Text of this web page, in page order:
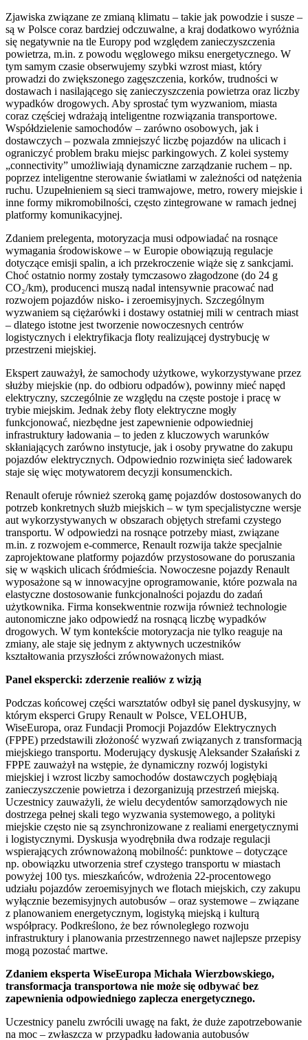
Zjawiska związane ze zmianą klimatu – takie jak powodzie i susze –
są w Polsce coraz bardziej odczuwalne, a kraj dodatkowo wyróżnia
się negatywnie na tle Europy pod względem zanieczyszczenia
powietrza, m.in. z powodu węglowego miksu energetycznego. W
tym samym czasie obserwujemy szybki wzrost miast, który
prowadzi do zwiększonego zagęszczenia, korków, trudności w
dostawach i nasilającego się zanieczyszczenia powietrza oraz liczby
wypadków drogowych. Aby sprostać tym wyzwaniom, miasta
coraz częściej wdrażają inteligentne rozwiązania transportowe.
Współdzielenie samochodów – zarówno osobowych, jak i
dostawczych – pozwala zmniejszyć liczbę pojazdów na ulicach i
ograniczyć problem braku miejsc parkingowych. Z kolei systemy
„connectivity” umożliwiają dynamiczne zarządzanie ruchem – np.
poprzez inteligentne sterowanie światłami w zależności od natężenia
ruchu. Uzupełnieniem są sieci tramwajowe, metro, rowery miejskie i
inne formy mikromobilności, często zintegrowane w ramach jednej
platformy komunikacyjnej.
Zdaniem prelegenta, motoryzacja musi odpowiadać na rosnące
wymagania środowiskowe – w Europie obowiązują regulacje
dotyczące emisji spalin, a ich przekroczenie wiąże się z sankcjami.
Choć ostatnio normy zostały tymczasowo złagodzone (do 24 g
CO₂/km), producenci muszą nadal intensywnie pracować nad
rozwojem pojazdów nisko- i zeroemisyjnych. Szczególnym
wyzwaniem są ciężarówki i dostawy ostatniej mili w centrach miast
– dlatego istotne jest tworzenie nowoczesnych centrów
logistycznych i elektryfikacja floty realizującej dystrybucję w
przestrzeni miejskiej.
Ekspert zauważył, że samochody użytkowe, wykorzystywane przez
służby miejskie (np. do odbioru odpadów), powinny mieć napęd
elektryczny, szczególnie ze względu na częste postoje i pracę w
trybie miejskim. Jednak żeby floty elektryczne mogły
funkcjonować, niezbędne jest zapewnienie odpowiedniej
infrastruktury ładowania – to jeden z kluczowych warunków
skłaniających zarówno instytucje, jak i osoby prywatne do zakupu
pojazdów elektrycznych. Odpowiednio rozwinięta sieć ładowarek
staje się więc motywatorem decyzji konsumenckich.
Renault oferuje również szeroką gamę pojazdów dostosowanych do
potrzeb konkretnych służb miejskich – w tym specjalistyczne wersje
aut wykorzystywanych w obszarach objętych strefami czystego
transportu. W odpowiedzi na rosnące potrzeby miast, związane
m.in. z rozwojem e-commerce, Renault rozwija także specjalnie
zaprojektowane platformy pojazdów przystosowane do poruszania
się w wąskich ulicach śródmieścia. Nowoczesne pojazdy Renault
wyposażone są w innowacyjne oprogramowanie, które pozwala na
elastyczne dostosowanie funkcjonalności pojazdu do zadań
użytkownika. Firma konsekwentnie rozwija również technologie
autonomiczne jako odpowiedź na rosnącą liczbę wypadków
drogowych. W tym kontekście motoryzacja nie tylko reaguje na
zmiany, ale staje się jednym z aktywnych uczestników
kształtowania przyszłości zrównoważonych miast.
Panel ekspercki: zderzenie realiów z wizją
Podczas końcowej części warsztatów odbył się panel dyskusyjny, w
którym eksperci Grupy Renault w Polsce, VELOHUB,
WiseEuropa, oraz Fundacji Promocji Pojazdów Elektrycznych
(FPPE) przedstawili złożoność wyzwań związanych z transformacją
miejskiego transportu. Moderujący dyskusję Aleksander Szałański z
FPPE zauważył na wstępie, że dynamiczny rozwój logistyki
miejskiej i wzrost liczby samochodów dostawczych pogłębiają
zanieczyszczenie powietrza i dezorganizują przestrzeń miejską.
Uczestnicy zauważyli, że wielu decydentów samorządowych nie
dostrzega pełnej skali tego wyzwania systemowego, a polityki
miejskie często nie są zsynchronizowane z realiami energetycznymi
i logistycznymi. Dyskusja wyodrębniła dwa rodzaje regulacji
wspierających zrównoważoną mobilność: punktowe – dotyczące
np. obowiązku utworzenia stref czystego transportu w miastach
powyżej 100 tys. mieszkańców, wdrożenia 22-procentowego
udziału pojazdów zeroemisyjnych we flotach miejskich, czy zakupu
wyłącznie bezemisyjnych autobusów – oraz systemowe – związane
z planowaniem energetycznym, logistyką miejską i kulturą
współpracy. Podkreślono, że bez równoległego rozwoju
infrastruktury i planowania przestrzennego nawet najlepsze przepisy
mogą pozostać martwe.
Zdaniem eksperta WiseEuropa Michała Wierzbowskiego,
transformacja transportowa nie może się odbywać bez
zapewnienia odpowiedniego zaplecza energetycznego.
Uczestnicy panelu zwrócili uwagę na fakt, że duże zapotrzebowanie
na moc – zwłaszcza w przypadku ładowania autobusów